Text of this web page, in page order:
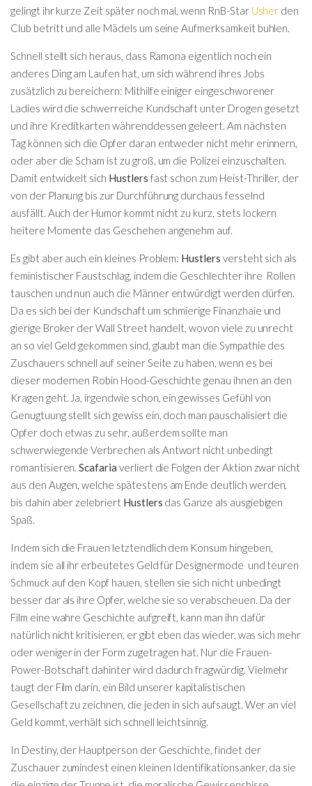
gelingt ihr kurze Zeit später noch mal, wenn RnB-Star Usher den
Club betritt und alle Mädels um seine Aufmerksamkeit buhlen.
Schnell stellt sich heraus, dass Ramona eigentlich noch ein
anderes Ding am Laufen hat, um sich während ihres Jobs
zusätzlich zu bereichern: Mithilfe einiger eingeschworener
Ladies wird die schwerreiche Kundschaft unter Drogen gesetzt
und ihre Kreditkarten währenddessen geleert. Am nächsten
Tag können sich die Opfer daran entweder nicht mehr erinnern,
oder aber die Scham ist zu groß, um die Polizei einzuschalten.
Damit entwickelt sich Hustlers fast schon zum Heist-Thriller, der
von der Planung bis zur Durchführung durchaus fesselnd
ausfällt. Auch der Humor kommt nicht zu kurz, stets lockern
heitere Momente das Geschehen angenehm auf.
Es gibt aber auch ein kleines Problem: Hustlers versteht sich als
feministischer Faustschlag, indem die Geschlechter ihre Rollen
tauschen und nun auch die Männer entwürdigt werden dürfen.
Da es sich bei der Kundschaft um schmierige Finanzhaie und
gierige Broker der Wall Street handelt, wovon viele zu unrecht
an so viel Geld gekommen sind, glaubt man die Sympathie des
Zuschauers schnell auf seiner Seite zu haben, wenn es bei
dieser modernen Robin Hood-Geschichte genau ihnen an den
Kragen geht. Ja, irgendwie schon, ein gewisses Gefühl von
Genugtuung stellt sich gewiss ein, doch man pauschalisiert die
Opfer doch etwas zu sehr, außerdem sollte man
schwerwiegende Verbrechen als Antwort nicht unbedingt
romantisieren.Scafaria verliert die Folgen der Aktion zwar nicht
aus den Augen, welche spätestens am Ende deutlich werden,
bis dahin aber zelebriert Hustlers das Ganze als ausgiebigen
Spaß.
Indem sich die Frauen letztendlich dem Konsum hingeben,
indem sie all ihr erbeutetes Geld für Designermode und teuren
Schmuck auf den Kopf hauen, stellen sie sich nicht unbedingt
besser dar als ihre Opfer, welche sie so verabscheuen. Da der
Film eine wahre Geschichte aufgreift, kann man ihn dafür
natürlich nicht kritisieren, er gibt eben das wieder, was sich mehr
oder weniger in der Form zugetragen hat. Nur die Frauen-
Power-Botschaft dahinter wird dadurch fragwürdig. Vielmehr
taugt der Film darin, ein Bild unserer kapitalistischen
Gesellschaft zu zeichnen, die jeden in sich aufsaugt. Wer an viel
Geld kommt, verhält sich schnell leichtsinnig.
In Destiny, der Hauptperson der Geschichte, findet der
Zuschauer zumindest einen kleinen Identifikationsanker, da sie